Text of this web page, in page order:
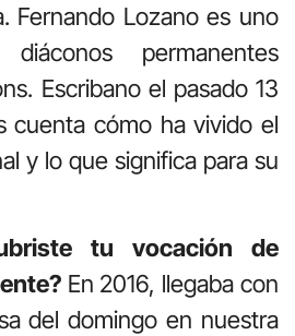
Fernando Lozano es uno
permanentes
Escribano el pasado 13
cuenta cómo ha vivido el
y lo que significa para su
tu vocación de
En 2016, llegaba con
del domingo en nuestra